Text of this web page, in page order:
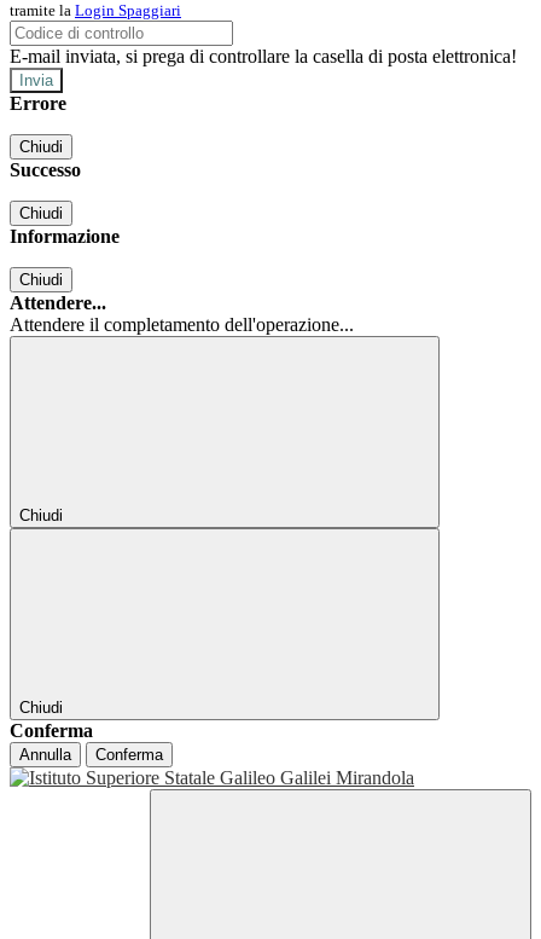
tramite la Login Spaggiari
E-mail inviata, si prega di controllare la casella di posta elettronica!
Errore
Chiudi
Successo
Chiudi
Informazione
Chiudi
Attendere...
Attendere il completamento dell'operazione...
Chiudi
Chiudi
Conferma
Annulla Conferma